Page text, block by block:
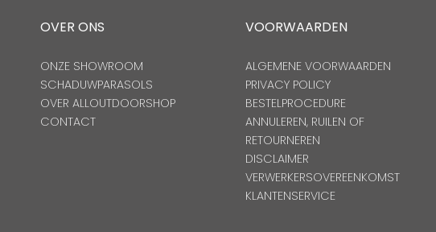
OVER ONS
ONZE SHOWROOM
SCHADUWPARASOLS
OVER ALLOUTDOORSHOP
CONTACT
VOORWAARDEN
ALGEMENE VOORWAARDEN
PRIVACY POLICY
BESTELPROCEDURE
ANNULEREN, RUILEN OF
RETOURNEREN
DISCLAIMER
VERWERKERSOVEREENKOMST
KLANTENSERVICE